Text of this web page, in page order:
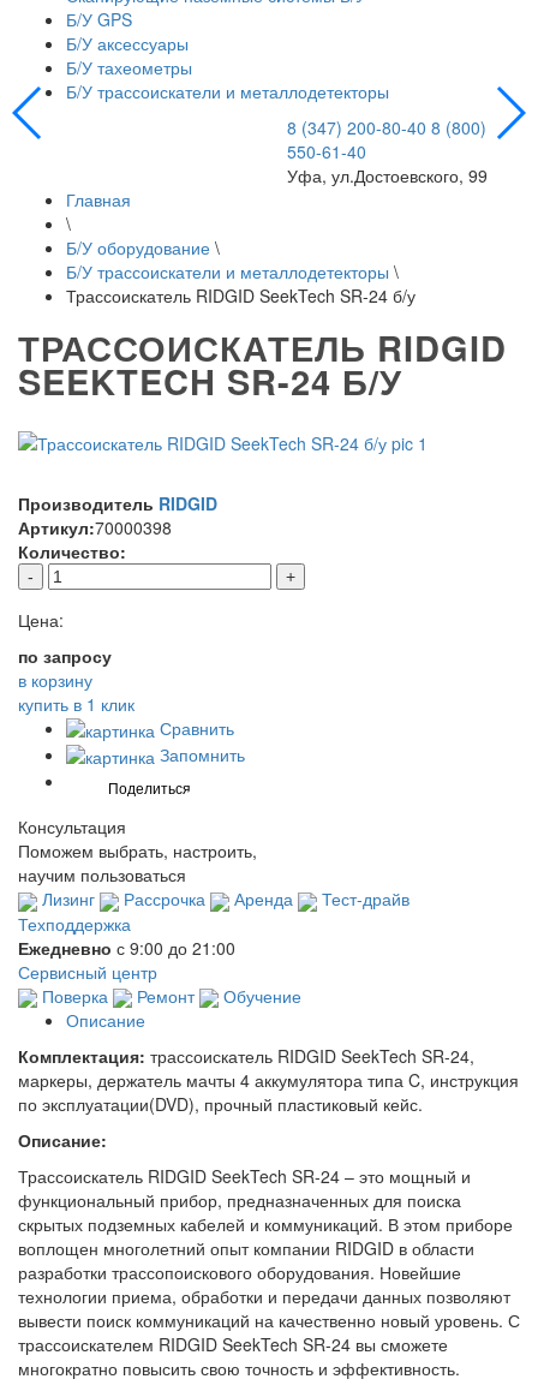
Б/У GPS
Б/У аксессуары
Б/У тахеометры
Б/У трассоискатели и металлодетекторы
8 (347) 200-80-40 8 (800)
550-61-40
Уфа, ул.Достоевского, 99
Главная
\
Б/У оборудование \
Б/У трассоискатели и металлодетекторы \
Трассоискатель RIDGID SeekTech SR-24 б/у
ТРАССОИСКАТЕЛЬ RIDGID
SEEKTECH SR-24 Б/У
Производитель RIDGID
Артикул:70000398
Количество:
- +
Цена:
по запросу
в корзину
купить в 1 клик
Сравнить
Запомнить
Консультация
Поможем выбрать, настроить,
научим пользоваться
Лизинг
Рассрочка Аренда
Тест-драйв
Техподдержка
Ежедневно с 9:00 до 21:00
Сервисный центр
Поверка
Ремонт
Обучение
Описание
Комплектация: трассоискатель RIDGID SeekTech SR-24,
маркеры, держатель мачты 4 аккумулятора типа C, инструкция
по эксплуатации(DVD), прочный пластиковый кейс.
Описание:
Трассоискатель RIDGID SeekTech SR-24 – это мощный и
функциональный прибор, предназначенных для поиска
скрытых подземных кабелей и коммуникаций. В этом приборе
воплощен многолетний опыт компании RIDGID в области
разработки трассопоискового оборудования. Новейшие
технологии приема, обработки и передачи данных позволяют
вывести поиск коммуникаций на качественно новый уровень. С
трассоискателем RIDGID SeekTech SR-24 вы сможете
многократно повысить свою точность и эффективность.